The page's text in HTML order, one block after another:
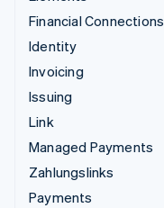
Financial Connections
Identity
Invoicing
Issuing
Link
Managed Payments
Zahlungslinks
Payments